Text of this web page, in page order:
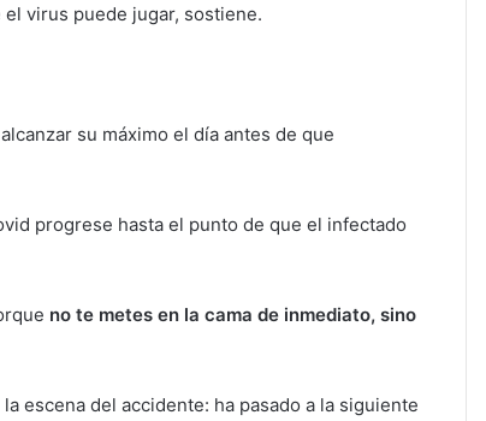
virus puede jugar, sostiene.
su máximo el día antes de que
progrese hasta el punto de que el infectado
no te metes en la cama de inmediato, sino
escena del accidente: ha pasado a la siguiente